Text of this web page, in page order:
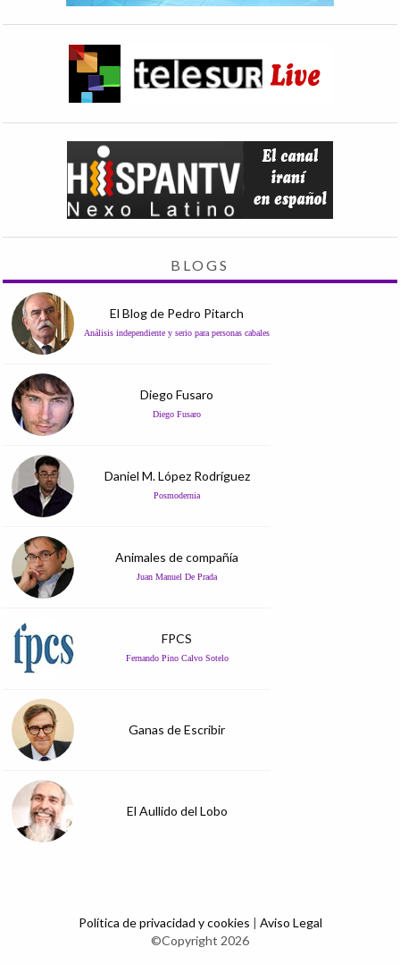
BLOGS
El Blog de Pedro Pitarch
Análisis independiente y serio para personas cabales
Diego Fusaro
Diego Fusaro
Daniel M. López Rodríguez
Posmodernia
Animales de compañía
Juan Manuel De Prada
FPCS
Fernando Pino Calvo Sotelo
Ganas de Escribir
El Aullido del Lobo
Política de privacidad y cookies | Aviso Legal
©Copyright 2026